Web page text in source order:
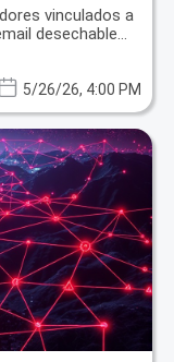
vinculados a
desechable
5/26/26, 4:00 PM